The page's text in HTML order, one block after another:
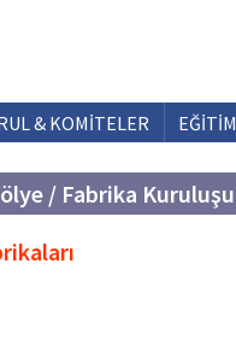
& KOMİTELER EĞİTİM
/ Fabrika Kuruluşu